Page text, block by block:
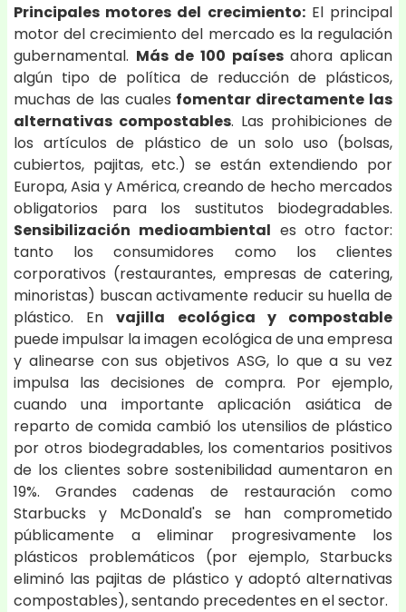
Principales motores del crecimiento:El principal
motor del crecimiento del mercado es la regulación
gubernamental. Más de 100 paísesahora aplican
algún tipo de política de reducción de plásticos,
muchas de las cuales fomentar directamente las
alternativas compostables. Las prohibiciones de
los artículos de plástico de un solo uso (bolsas,
cubiertos, pajitas, etc.) se están extendiendo por
Europa, Asia y América, creando de hecho mercados
obligatorios para los sustitutos biodegradables.
Sensibilización medioambiental es otro factor:
tanto los consumidores como los clientes
corporativos (restaurantes, empresas de catering,
minoristas) buscan activamente reducir su huella de
plástico. Envajilla ecológica y compostable
puede impulsar la imagen ecológica de una empresa
y alinearse con sus objetivos ASG, lo que a su vez
impulsa las decisiones de compra. Por ejemplo,
cuando una importante aplicación asiática de
reparto de comida cambió los utensilios de plástico
por otros biodegradables, los comentarios positivos
de los clientes sobre sostenibilidad aumentaron en
19%. Grandes cadenas de restauración como
Starbucks y McDonald's se han comprometido
públicamente a eliminar progresivamente los
plásticos problemáticos (por ejemplo, Starbucks
eliminó las pajitas de plástico y adoptó alternativas
compostables), sentando precedentes en el sector.